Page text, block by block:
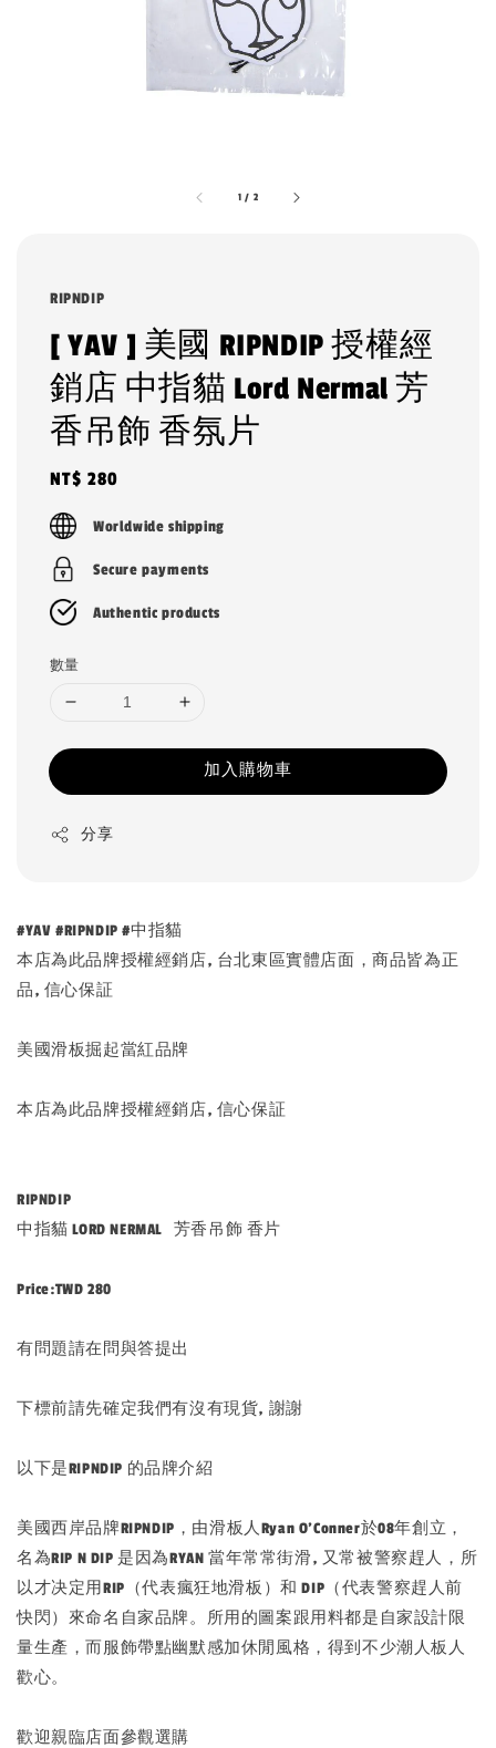
1 / 2
RIPNDIP
[ YAV ] 美國 RIPNDIP 授權經
銷店 中指貓 Lord Nermal 芳
香吊飾 香氛片
Regular
price
NT$ 280
Worldwide shipping
Secure payments
Authentic products
數量
加入購物車
分享
#YAV #RIPNDIP #中指貓
本店為此品牌授權經銷店, 台北東區實體店面，商品皆為正
品, 信心保証
美國滑板掘起當紅品牌
本店為此品牌授權經銷店, 信心保証
RIPNDIP
中指貓 LORD NERMAL 芳香吊飾 香片
Price:TWD 280
有問題請在問與答提出
下標前請先確定我們有沒有現貨, 謝謝
以下是RIPNDIP 的品牌介紹
美國西岸品牌RIPNDIP，由滑板人Ryan O’Conner於08年創立，
名為RIP N DIP 是因為RYAN 當年常常街滑, 又常被警察趕人，所
以才决定用RIP（代表瘋狂地滑板）和 DIP（代表警察趕人前
快閃）來命名自家品牌。所用的圖案跟用料都是自家設計限
量生產，而服飾帶點幽默感加休閒風格，得到不少潮人板人
歡心。
歡迎親臨店面參觀選購